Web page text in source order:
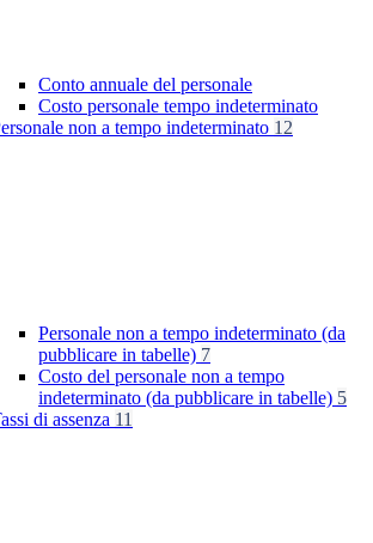
Conto annuale del personale
Costo personale tempo indeterminato
non a tempo indeterminato 12
Personale non a tempo indeterminato (da
pubblicare in tabelle) 7
Costo del personale non a tempo
indeterminato (da pubblicare in tabelle) 5
di assenza 11